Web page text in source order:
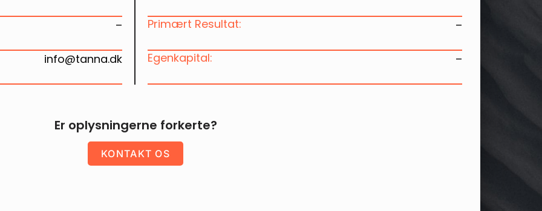
–
info@tanna.dk
Primært Resultat: –
Egenkapital: –
Er oplysningerne forkerte?
KONTAKT OS